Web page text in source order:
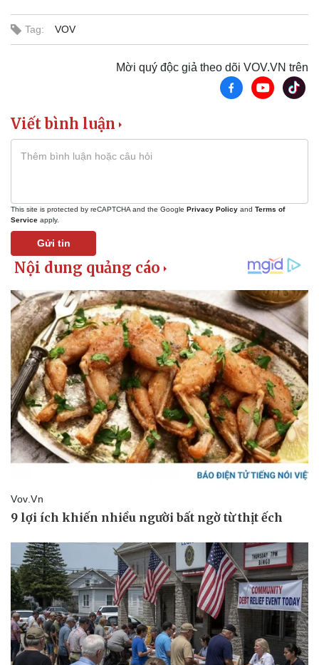
Pháp luật
Vụ án
Tin nóng
Quân sự - Quốc phòng
Vũ khí
Việt Nam
Tag: VOV
Mời quý độc giả theo dõi VOV.VN trên
Viết bình luận
This site is protected by reCAPTCHA and the Google Privacy Policy and Terms of
Service apply.
Gửi tin